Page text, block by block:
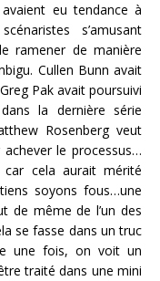
eu tendance à
s’amusant
ramener de manière
Cullen Bunn avait
Pak avait poursuivi
la dernière série
Rosenberg veut
le processus…
car cela aurait mérité
soyons fous…une
de même de l’un des
se fasse dans un truc
une fois, on voit un
traité dans une mini